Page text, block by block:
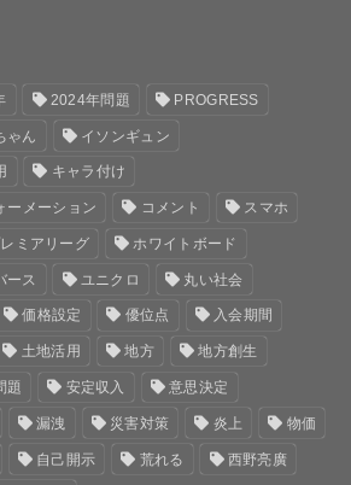
2024年問題 PROGRESS
ゃん イソンギュン
キャラ付け
ーメーション コメント スマホ
ミアリーグ ホワイトボード
ース ユニクロ 丸い社会
価格設定 優位点 入会期間
土地活用 地方 地方創生
題 安定収入 意思決定
漏洩 災害対策 炎上 物価
自己開示 荒れる 西野亮廣